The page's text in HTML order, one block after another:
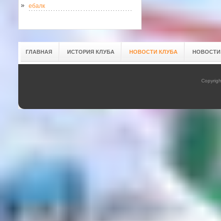
ебалк
ГЛАВНАЯ ИСТОРИЯ КЛУБА НОВОСТИ КЛУБА